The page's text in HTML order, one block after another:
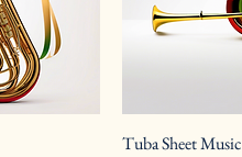
Tuba Sheet Music